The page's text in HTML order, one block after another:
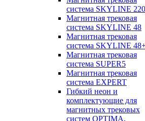
система SKYLINE 220
Магнитная трековая
система SKYLINE 48
Магнитная трековая
система SKYLINE
Магнитная трековая
система SUPER5
Магнитная трековая
система EXPERT
Гибкий неон и
комплектующие для
магнитных трековых
систем OPTIMA,